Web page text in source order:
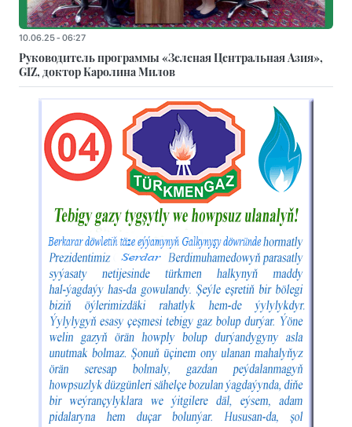
10.06.25 - 06:27
Руководитель программы «Зеленая Центральная Азия»,
GIZ, доктор Каролина Милов